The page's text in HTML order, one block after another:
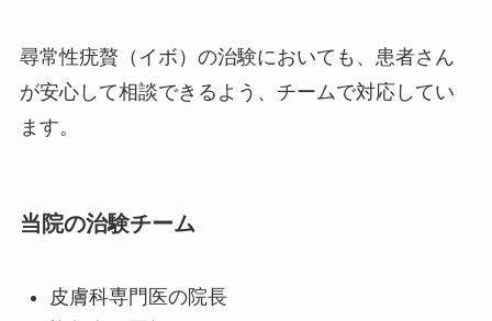
尋常性疣贅（イボ）の治験においても、患者さん
が安心して相談できるよう、チームで対応してい
ます。
当院の治験チーム
皮膚科専門医の院長